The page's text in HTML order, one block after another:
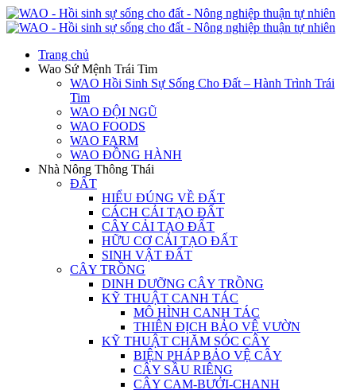
Trang chủ
Wao Sứ Mệnh Trái Tim
WAO Hồi Sinh Sự Sống Cho Đất – Hành Trình Trái
Tim
WAO ĐỘI NGŨ
WAO FOODS
WAO FARM
WAO ĐỒNG HÀNH
Nhà Nông Thông Thái
ĐẤT
HIỂU ĐÚNG VỀ ĐẤT
CÁCH CẢI TẠO ĐẤT
CÂY CẢI TẠO ĐẤT
HỮU CƠ CẢI TẠO ĐẤT
SINH VẬT ĐẤT
CÂY TRỒNG
DINH DƯỠNG CÂY TRỒNG
KỸ THUẬT CANH TÁC
MÔ HÌNH CANH TÁC
THIÊN ĐỊCH BẢO VỆ VƯỜN
KỸ THUẬT CHĂM SÓC CÂY
BIỆN PHÁP BẢO VỆ CÂY
CÂY SẦU RIÊNG
CÂY CAM-BƯỞI-CHANH